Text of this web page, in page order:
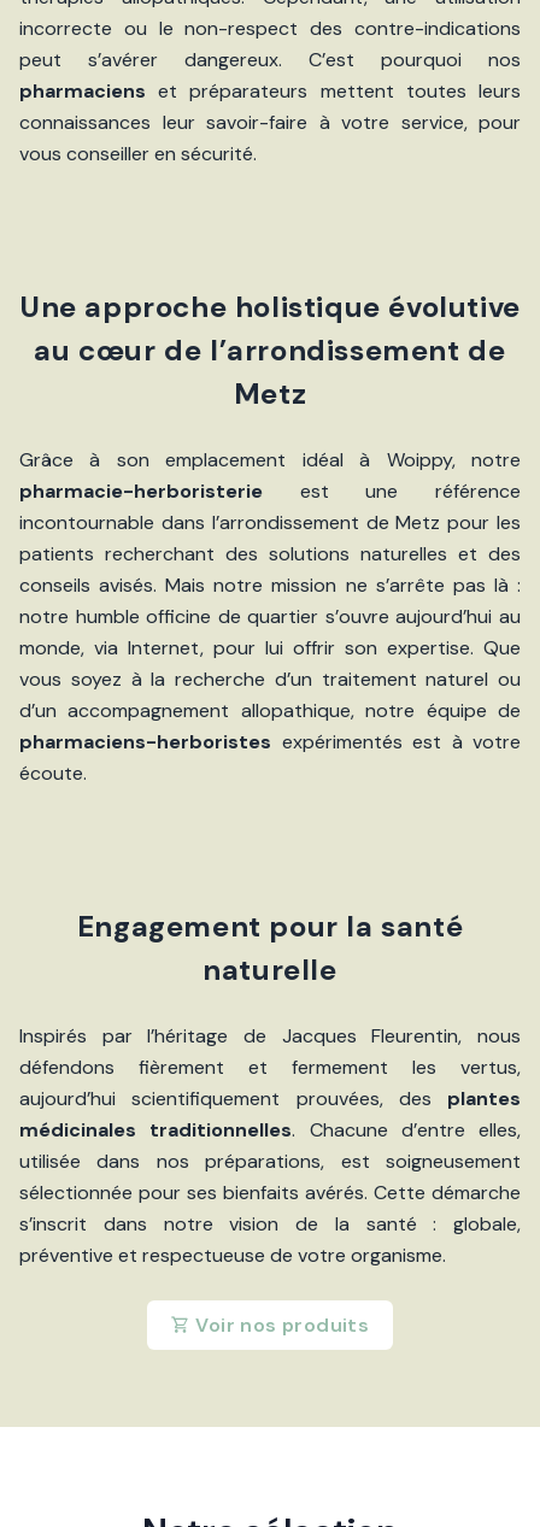
incorrecte ou le non-respect des contre-indications
peut s’avérer dangereux. C’est pourquoi nos
pharmaciens et préparateurs mettent toutes leurs
connaissances leur savoir-faire à votre service, pour
vous conseiller en sécurité.
Une approche holistique évolutive
au cœur de l’arrondissement de
Metz
Grâce à son emplacement idéal à Woippy, notre
pharmacie-herboristerie est une référence
incontournable dans l’arrondissement de Metz pour les
patients recherchant des solutions naturelles et des
conseils avisés. Mais notre mission ne s’arrête pas là :
notre humble officine de quartier s’ouvre aujourd’hui au
monde, via Internet, pour lui offrir son expertise. Que
vous soyez à la recherche d’un traitement naturel ou
d’un accompagnement allopathique, notre équipe de
pharmaciens-herboristes expérimentés est à votre
écoute.
Engagement pour la santé
naturelle
Inspirés par l’héritage de Jacques Fleurentin, nous
défendons fièrement et fermement les vertus,
aujourd’hui scientifiquement prouvées, des plantes
médicinales traditionnelles. Chacune d’entre elles,
utilisée dans nos préparations, est soigneusement
sélectionnée pour ses bienfaits avérés. Cette démarche
s’inscrit dans notre vision de la santé : globale,
préventive et respectueuse de votre organisme.
Voir nos produits